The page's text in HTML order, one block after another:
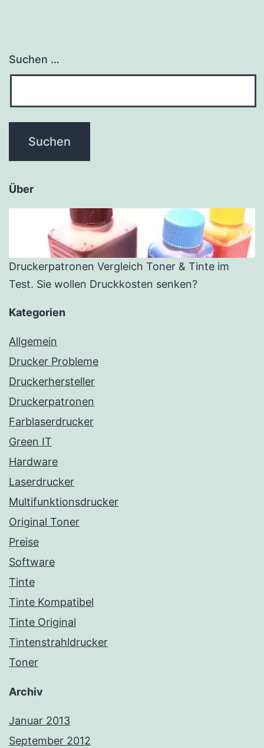
Suchen …
Über
Druckerpatronen Vergleich Toner & Tinte im
Test. Sie wollen Druckkosten senken?
Kategorien
Allgemein
Drucker Probleme
Druckerhersteller
Druckerpatronen
Farblaserdrucker
Green IT
Hardware
Laserdrucker
Multifunktionsdrucker
Original Toner
Preise
Software
Tinte
Tinte Kompatibel
Tinte Original
Tintenstrahldrucker
Toner
Archiv
Januar 2013
September 2012